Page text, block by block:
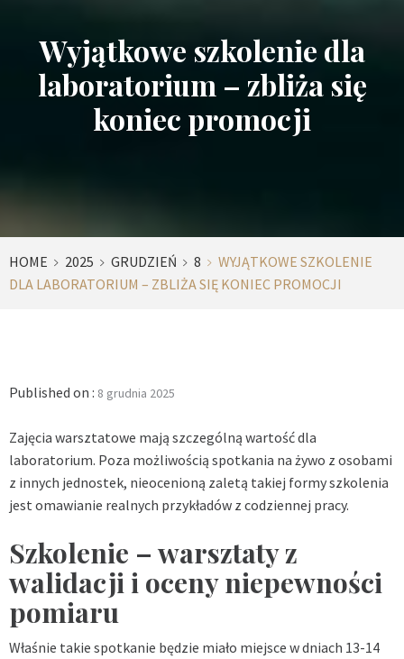
Wyjątkowe szkolenie dla
laboratorium – zbliża się
koniec promocji
HOME 2025 GRUDZIEŃ 8
WYJĄTKOWE SZKOLENIE
DLA LABORATORIUM – ZBLIŻA SIĘ KONIEC PROMOCJI
Published on : 8 grudnia 2025
Zajęcia warsztatowe mają szczególną wartość dla
laboratorium. Poza możliwością spotkania na żywo z osobami
z innych jednostek, nieocenioną zaletą takiej formy szkolenia
jest omawianie realnych przykładów z codziennej pracy.
Szkolenie – warsztaty z
walidacji i oceny niepewności
pomiaru
Właśnie takie spotkanie będzie miało miejsce w dniach 13-14